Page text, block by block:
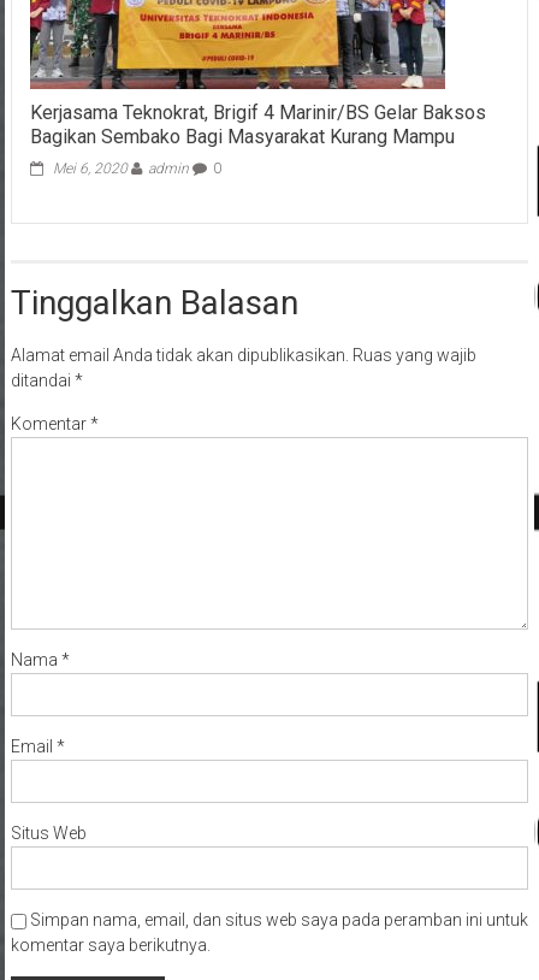
Kerjasama Teknokrat, Brigif 4 Marinir/BS Gelar Baksos
Bagikan Sembako Bagi Masyarakat Kurang Mampu
Mei 6, 2020 admin 0
Tinggalkan Balasan
Alamat email Anda tidak akan dipublikasikan. Ruas yang wajib
ditandai *
Komentar*
Nama *
Email *
Situs Web
Simpan nama, email, dan situs web saya pada peramban ini untuk
komentar saya berikutnya.